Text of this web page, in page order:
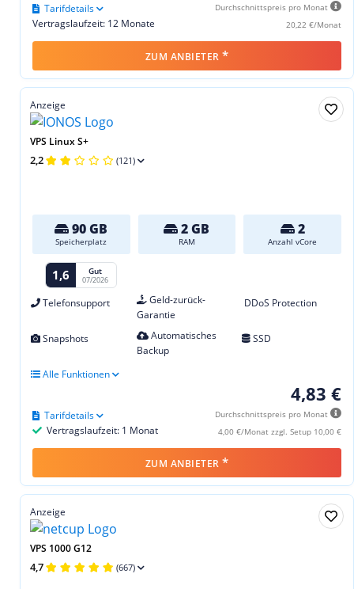
Durchschnittspreis pro Monat
20,22 €/Monat
Vertragslaufzeit: 12 Monate
Tarifdetails
ZUM ANBIETER *
Anzeige
VPS Linux S+
2,2 (121)
90 GB
Speicherplatz
2 GB
RAM
2
Anzahl vCore
1,6 Gut
07/2026
Telefonsupport
Geld-zurück-
Garantie
DDoS Protection
Snapshots
Automatisches
Backup
SSD
Alle Funktionen
4,83 €
Durchschnittspreis pro Monat
4,00 €/Monat zzgl. Setup 10,00 €
Vertragslaufzeit: 1 Monat
Tarifdetails
ZUM ANBIETER *
Anzeige
VPS 1000 G12
4,7 (667)